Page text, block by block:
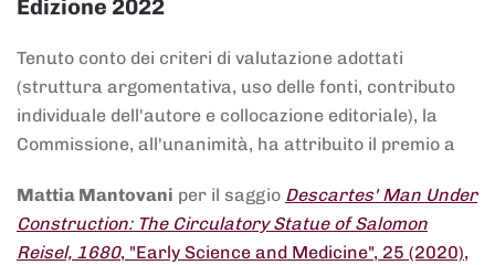
Edizione 2022
Tenuto conto dei criteri di valutazione adottati
(struttura argomentativa, uso delle fonti, contributo
individuale dell'autore e collocazione editoriale), la
Commissione, all'unanimità, ha attribuito il premio a
Mattia Mantovani per il saggio Descartes' Man Under
Construction: The Circulatory Statue of Salomon
Reisel, 1680, "Early Science and Medicine", 25 (2020),